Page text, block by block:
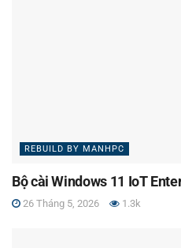
REBUILD BY MANHPC
Bộ cài Windows 11 IoT
26 Tháng 5, 2026 1.3k